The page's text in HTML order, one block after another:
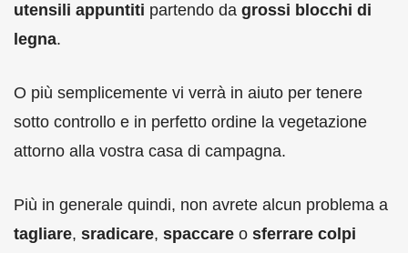
utensili appuntiti partendo da grossi blocchi di
legna.
O più semplicemente vi verrà in aiuto per tenere
sotto controllo e in perfetto ordine la vegetazione
attorno alla vostra casa di campagna.
Più in generale quindi, non avrete alcun problema a
tagliare, sradicare, spaccare o sferrare colpi